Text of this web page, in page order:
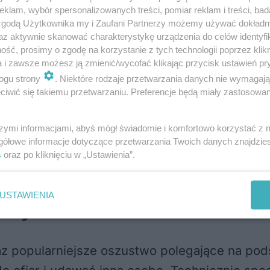
swoją wiarygodność” oraz
konsultanta wypłacił całość
przez sprawcę. Miały trafić na
podczas rozmowy poda mu nowy login i
gdy kontakt nie nastąpił, zadzwonił na
konsultantem dowiedział się, że
oszustwa.
popularniejsze oszustwo polegające na
wybór spersonalizowanych treści, pomiar reklam i treści,
Użytkownika my i Zaufani Partnerzy możemy używać
aktywnie skanować charakterystykę urządzenia do celów
prosimy o zgodę na korzystanie z tych technologii poprzez
i zawsze możesz ją zmienić/wycofać klikając przycisk ustawień
strony
. Niektóre rodzaje przetwarzania danych nie
się takiemu przetwarzaniu. Preferencje będą miały
informacjami, abyś mógł świadomie i komfortowo korzystać z
informacje dotyczące przetwarzania Twoich danych
oraz po kliknięciu w „Ustawienia”.
USTAWIENIA